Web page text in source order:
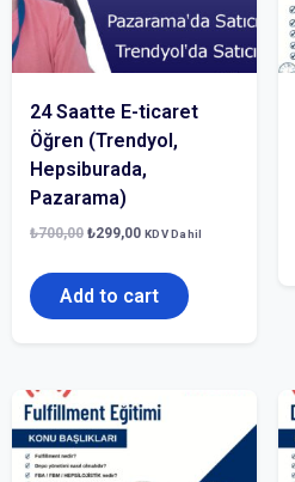
24 Saatte E-ticaret
Öğren (Trendyol,
Hepsiburada,
Pazarama)
₺700,00 ₺299,00 KDV Dahil
Add to cart